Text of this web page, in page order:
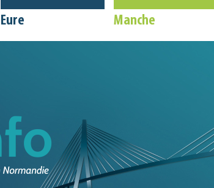
Eure Manche